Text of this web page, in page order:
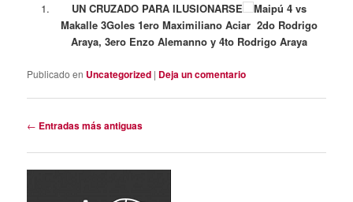
UN CRUZADO PARA ILUSIONARSE
Maipú 4 vs
Makalle 3Goles 1ero Maximiliano Aciar 2do Rodrigo
Araya, 3ero Enzo Alemannoy 4to Rodrigo Araya
Publicado en Uncategorized | Deja un comentario
Navegación
entradas
← Entradas más antiguas